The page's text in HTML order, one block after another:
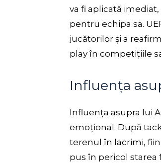
va fi aplicată
pentru echipa sa.
jucătorilor și a
play în competițiile
Influența
Influența asupra lui
emoțional. După
terenul în lacrimi,
pus în pericol starea